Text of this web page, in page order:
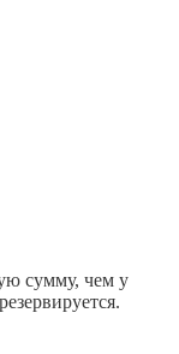
сумму, чем у